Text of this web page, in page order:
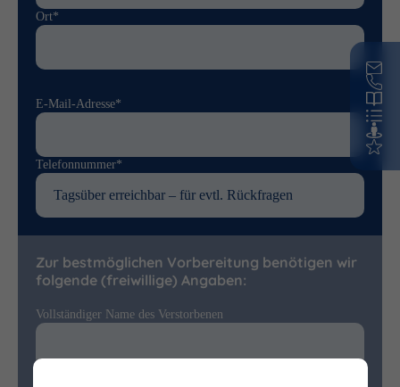
Ort*
E-Mail-Adresse*
Telefonnummer*
Zur bestmöglichen Vorbereitung benötigen wir
folgende (freiwillige) Angaben:
Vollständiger Name des Verstorbenen